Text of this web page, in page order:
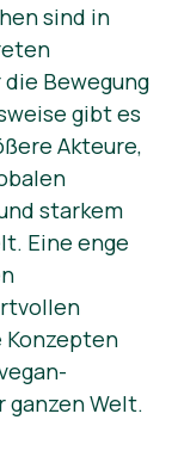
sind in
Bewegung
gibt es
Akteure,
starkem
Eine enge
Konzepten
ganzen Welt.